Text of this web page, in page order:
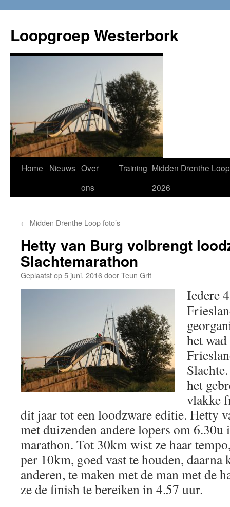
Loopgroep Westerbork
Home Nieuws Over
ons
Training Midden Drenthe Loop
2026
← Midden Drenthe Loop foto’s
Hetty van Burg volbrengt
Slachtemarathon
Geplaatst op5 juni, 2016doorTeun Grit
Iedere
het
het
vlakke
dit jaar tot een loodzware editie. Hetty
met duizenden andere lopers om 6.30u
marathon. Tot 30km wist ze haar
per 10km, goed vast te houden, daarna
anderen, te maken met de man met de
ze de finish te bereiken in 4.57 uur.